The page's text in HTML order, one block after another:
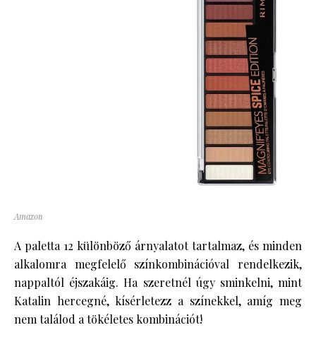
Amazon
A paletta 12 különböző árnyalatot tartalmaz, és minden
alkalomra megfelelő színkombinációval rendelkezik,
nappaltól éjszakáig. Ha szeretnél úgy sminkelni, mint
Katalin hercegné, kísérletezz a színekkel, amíg meg
nem találod a tökéletes kombinációt!